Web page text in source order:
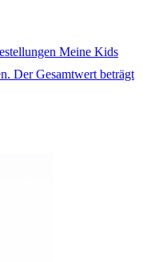
Meine Kids
Der Gesamtwert beträgt